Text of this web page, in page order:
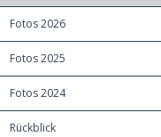
Fotos 2026
Fotos 2025
Fotos 2024
Rückblick